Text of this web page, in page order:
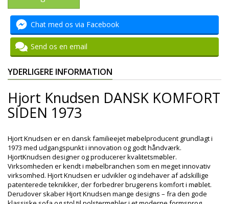
Chat med os via Facebook
Send os en email
YDERLIGERE INFORMATION
Hjort Knudsen DANSK KOMFORT
SIDEN 1973
Hjort Knudsen er en dansk familieejet møbelproducent grundlagt i
1973 med udgangspunkt i innovation og godt håndværk.
HjortKnudsen designer og producerer kvalitetsmøbler.
Virksomheden er kendt i møbelbranchen som en meget innovativ
virksomhed. Hjort Knudsen er udvikler og indehaver af adskillige
patenterede teknikker, der forbedrer brugerens komfort i møblet.
Derudover skaber Hjort Knudsen mange designs – fra den gode